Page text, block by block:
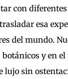
con
esa
del mundo.
y en el
lujo sin